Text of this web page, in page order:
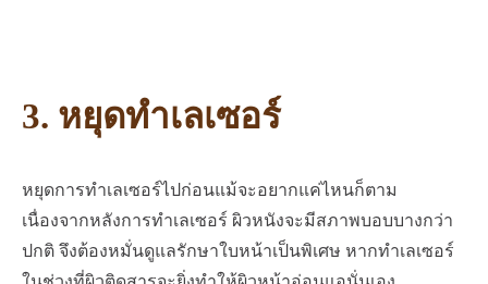
3. หยุดทำเลเซอร์
หยุดการทำเลเซอร์ไปก่อนแม้จะอยากแค่ไหนก็ตาม
เนื่องจากหลังการทำเลเซอร์ ผิวหนังจะมีสภาพบอบบางกว่า
ปกติ จึงต้องหมั่นดูแลรักษาใบหน้าเป็นพิเศษ หากทำเลเซอร์